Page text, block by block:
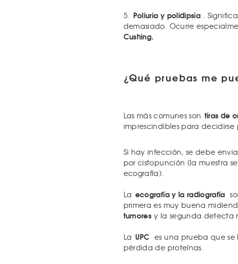
5. Poliuria y polidipsia .
demasiado. Ocurre
Cushing.
¿Qué pruebas me
Las más comunes son tiras de
imprescindibles para
Si hay infección, se debe
por cistopunción (la muestra
ecografía).
La ecografía y la radiografía
primera es muy buena
tumores y la segunda detecta
La UPC es una prueba que
pérdida de proteínas.